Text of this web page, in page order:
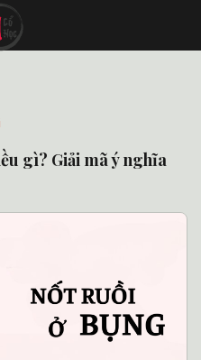
gì? Giải mã ý nghĩa